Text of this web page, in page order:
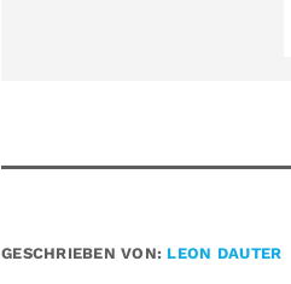
GESCHRIEBEN VON: LEON DAUTER